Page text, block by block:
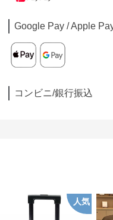
Google Pay / Apple
コンビニ/銀行振込
人気